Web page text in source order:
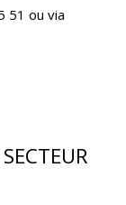
51 ou via